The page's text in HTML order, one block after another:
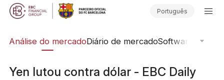
Português
Análise do mercadoDiário de mercadoSoftware de
Yen lutou contra dólar - EBC Daily